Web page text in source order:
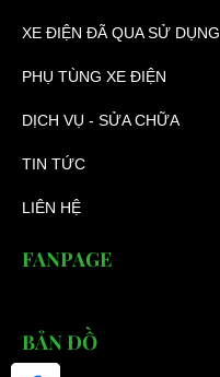
XE ĐIỆN ĐÃ QUA SỬ DỤNG
PHỤ TÙNG XE ĐIỆN
DỊCH VỤ - SỬA CHỮA
TIN TỨC
LIÊN HỆ
FANPAGE
BẢN ĐỒ